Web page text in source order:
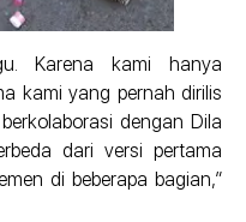
Karena kami hanya
kami yang pernah dirilis
dengan Dila
dari versi pertama
di beberapa bagian,”